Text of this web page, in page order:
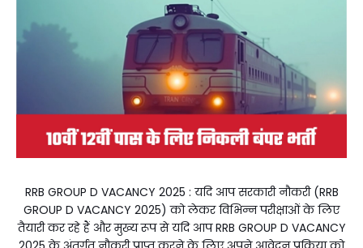
RRB GROUP D VACANCY 2025 : यदि आप सरकारी नौकरी (RRB
GROUP D VACANCY 2025) को लेकर विभिन्न परीक्षाओं के लिए
तैयारी कर रहे हैं और मुख्य रूप से यदि आप RRB GROUP D VACANCY